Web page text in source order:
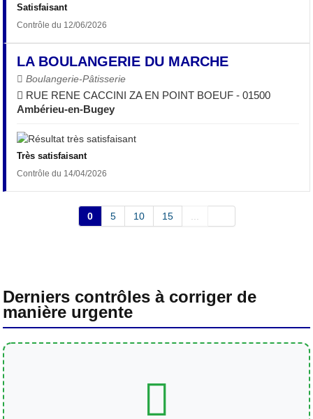
Satisfaisant
Contrôle du 12/06/2026
LA BOULANGERIE DU MARCHE
Boulangerie-Pâtisserie
RUE RENE CACCINI ZA EN POINT BOEUF - 01500
Ambérieu-en-Bugey
Très satisfaisant
Contrôle du 14/04/2026
0 5 10 15
Derniers contrôles à corriger de
manière urgente